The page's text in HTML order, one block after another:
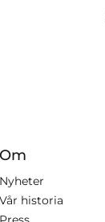
Om
Nyheter
Vår historia